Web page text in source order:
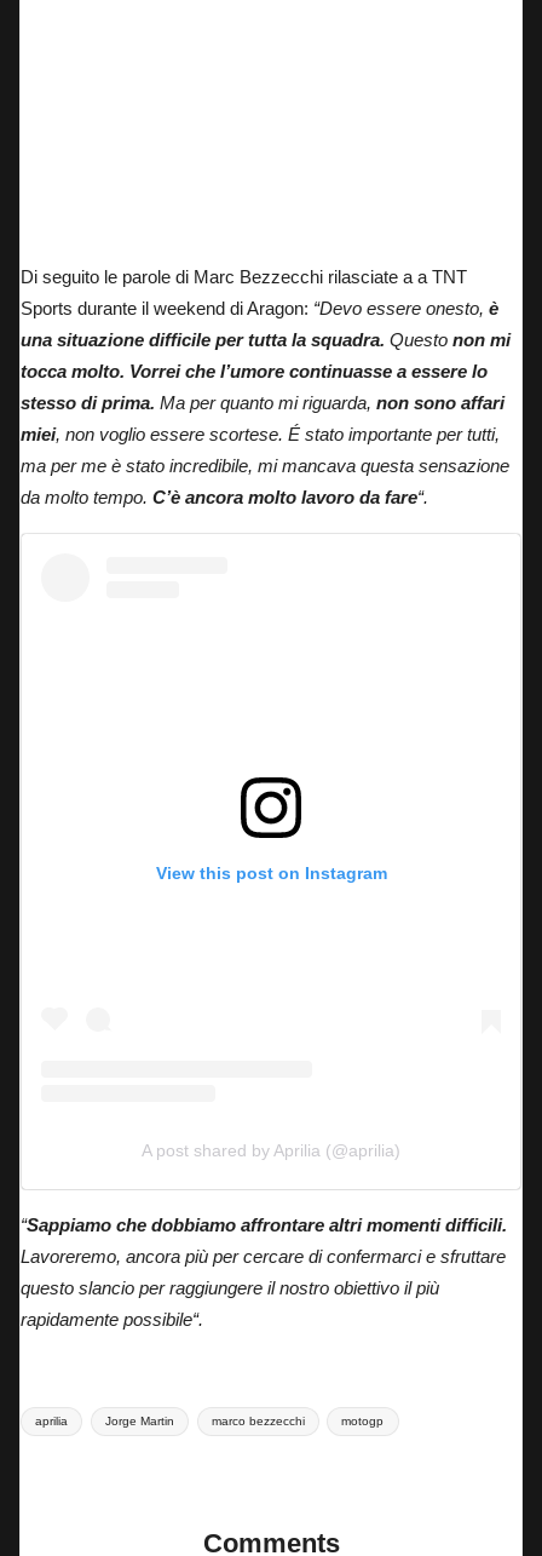
Di seguito le parole di Marc Bezzecchi rilasciate a a TNT
Sports durante il weekend di Aragon: “Devo essere onesto, è
una situazione difficile per tutta la squadra. Questo non mi
tocca molto. Vorrei che l’umore continuasse a essere lo
stesso di prima. Ma per quanto mi riguarda, non sono affari
miei, non voglio essere scortese. É stato importante per tutti,
ma per me è stato incredibile, mi mancava questa sensazione
da molto tempo. C’è ancora molto lavoro da fare“.
View this post on Instagram
A post shared by Aprilia (@aprilia)
“Sappiamo che dobbiamo affrontare altri momenti difficili.
Lavoreremo, ancora più per cercare di confermarci e sfruttare
questo slancio per raggiungere il nostro obiettivo il più
rapidamente possibile“.
Tags:
aprilia Jorge Martin marco bezzecchi motogp
Comments